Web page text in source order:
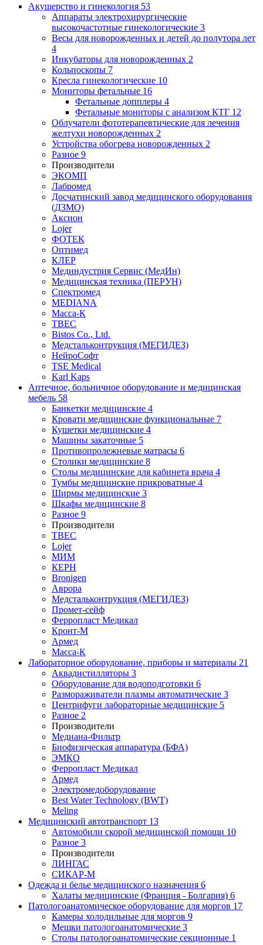
Акушерство и гинекология 53
Аппараты электрохирургические
высокочастотные гинекологические 3
Весы для новорожденных и детей до полутора лет
4
Инкубаторы для новорожденных 2
Кольпоскопы 7
Кресла гинекологические 10
Мониторы фетальные 16
Фетальные допплеры 4
Фетальные мониторы с анализом КТГ 12
Облучатели фототерапевтические для лечения
желтухи новорожденных 2
Устройства обогрева новорожденных 2
Разное 9
Производители
ЭКОМП
Лабромед
Досчатинский завод медицинского оборудования
(ДЗМО)
Аксион
Lojer
ФОТЕК
Оптимед
КЛЕР
Мединдустрия Сервис (МедИн)
Медицинская техника (ПЕРУН)
Спектромед
MEDIANA
Масса-К
ТВЕС
Bistos Co., Ltd.
Медстальконтрукция (МЕГИДЕЗ)
НейроСофт
TSE Medical
Karl Kaps
Аптечное, больничное оборудование и медицинская
мебель 58
Банкетки медицинские 4
Кровати медицинские функциональные 7
Кушетки медицинские 4
Машины закаточные 5
Противопролежневые матрасы 6
Столики медицинские 8
Столы медицинские для кабинета врача 4
Тумбы медицинские прикроватные 4
Ширмы медицинские 3
Шкафы медицинские 8
Разное 9
Производители
ТВЕС
Lojer
МИМ
КЕРН
Bronigen
Аврора
Медстальконтрукция (МЕГИДЕЗ)
Промет-сейф
Ферропласт Медикал
Кронт-М
Армед
Масса-К
Лабораторное оборудование, приборы и материалы 21
Аквадистилляторы 3
Оборудование для водоподготовки 6
Размораживатели плазмы автоматические 3
Центрифуги лабораторные медицинские 5
Разное 2
Производители
Медиана-Фильтр
Биофизическая аппаратура (БФА)
ЭМКО
Ферропласт Медикал
Армед
Электромедоборудование
Best Water Technology (BWT)
Meling
Медицинский автотранспорт 13
Автомобили скорой медицинской помощи 10
Разное 3
Производители
ЛИНГАС
СИКАР-М
Одежда и белье медицинского назначения 6
Халаты медицинские (Франция - Болгария) 6
Патологоанатомическое оборудование для моргов 17
Камеры холодильные для моргов 9
Мешки патологоанатомические 3
Столы патологоанатомические секционные 1